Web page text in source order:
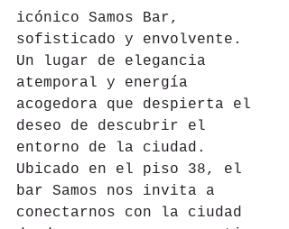
icónico Samos Bar,
sofisticado y envolvente.
Un lugar de elegancia
atemporal y energía
acogedora que despierta el
deseo de descubrir el
entorno de la ciudad.
Ubicado en el piso 38, el
bar Samos nos invita a
conectarnos con la ciudad